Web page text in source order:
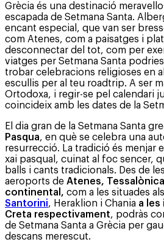
Grècia és una destinació
escapada de Setmana Santa.
encant especial, que van ser
com Atenes, com a paisatges i
desconnectar del tot, com per
viatges per Setmana Santa
trobar celebracions religioses en
escullis per al teu roadtrip. A ser
Ortodoxa, i regir-se pel calendari
coincideix amb les dates de la
El dia gran de la Setmana Santa
Pasqua, en què se celebra una
resurrecció. La tradició és menjar
xai pasqual, cuinat al foc sencer,
balls i cants tradicionals. Des de
aeroports de Atenes,
continental, com a les situades
Santorini, Heraklion i Chania a les
Creta respectivament, podràs
de Setmana Santa a Grècia per
descans merescut.